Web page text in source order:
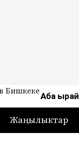
БишкекеАба
Жаңылыктар